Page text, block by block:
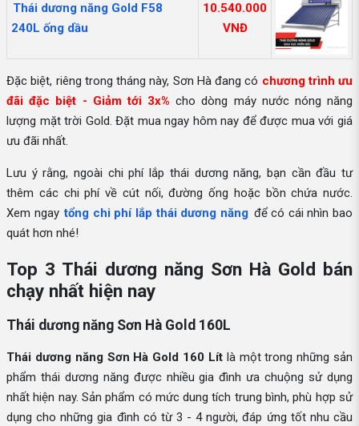
Thái dương năng Gold F58
240L ống dầu
10.540.000
VNĐ
Đặc biệt, riêng trong tháng này, Sơn Hà đang có chương trình ưu
đãi đặc biệt - Giảm tới 3x%cho dòng máy nước nóng năng
lượng mặt trời Gold. Đặt mua ngay hôm nay để được mua với giá
ưu đãi nhất.
Lưu ý rằng, ngoài chi phí lắp thái dương năng, bạn cần đầu tư
thêm các chi phí về cút nối, đường ống hoặc bồn chứa nước.
Xem ngay tổng chi phí lắp thái dương năng để có cái nhìn bao
quát hơn nhé!
Top 3 Thái dương năng Sơn Hà Gold bán
chạy nhất hiện nay
Thái dương năng Sơn Hà Gold 160L
Thái dương năng Sơn Hà Gold 160 Lítlà một trong những sản
phẩm thái dương năng được nhiều gia đình ưa chuộng sử dụng
nhất hiện nay. Sản phẩm có mức dung tích trung bình, phù hợp sử
dụng cho những gia đình có từ 3 - 4 người, đáp ứng tốt nhu cầu